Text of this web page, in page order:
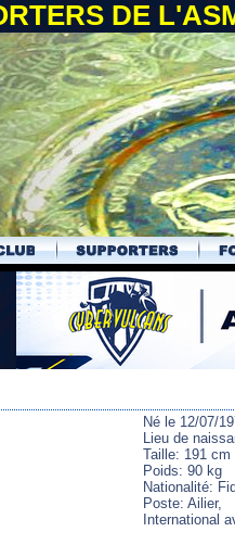
DE
Né le 12/07/
Lieu de
Taille: 191 cm
Poids: 90 kg
Nationalité:
Poste: Ailier,
International